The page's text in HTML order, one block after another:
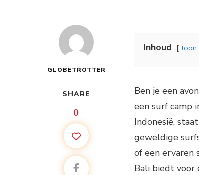
GLOBETROTTER
SHARE
0
Inhoud toon
Ben je een
een surf camp
Indonesië,
geweldige
of een ervaren
Bali biedt voor